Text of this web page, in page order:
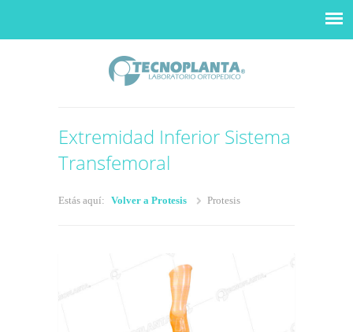
Extremidad Inferior Sistema
Transfemoral
Estás aquí: Volver a Protesis Protesis